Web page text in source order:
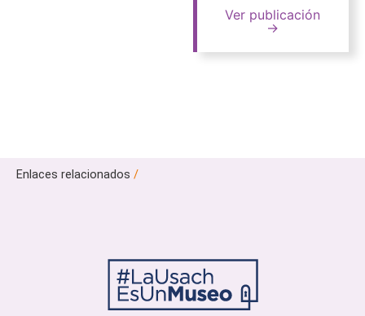
Ver publicación
→
Enlaces relacionados /